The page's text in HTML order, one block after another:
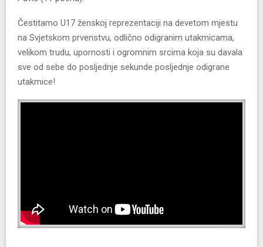
Čestitamo U17 ženskoj reprezentaciji na devetom mjestu
na Svjetskom prvenstvu, odlično odigranim utakmicama,
velikom trudu, upornosti i ogromnim srcima koja su davala
sve od sebe do posljednje sekunde posljednje odigrane
utakmice!